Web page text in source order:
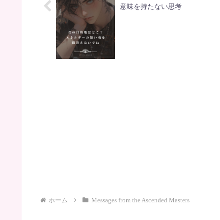
意味を持たない思考
ホーム Messages from the Ascended Masters